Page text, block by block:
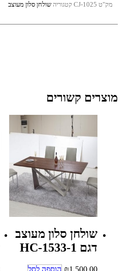
מוצרים קשורים
שולחן סלון מעוצב
דגם HC-1533-1
₪ 1,500.00 הוספה לסל
מק"טCJ-1025 קטגוריה שולחן סלון מעוצב